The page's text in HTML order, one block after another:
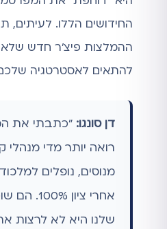
החידושים הללו. לעיתים,
ההמלצות פיצ'ר חדש שלא
להתאים לאסטרטגיה
דן סונגו: "כתבתי את
רואה יותר מדי מנהלי
מנוסים, נופלים
אחרי ציון
שלנו היא לא לרצות